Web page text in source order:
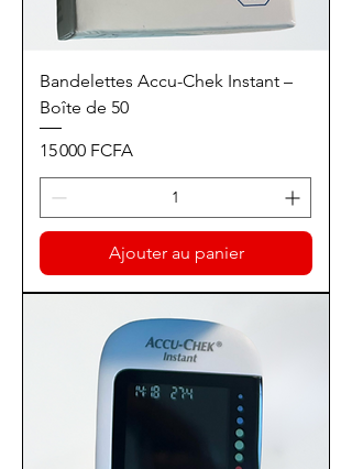
Bandelettes Accu-Chek Instant –
Boîte de 50
Prix
15 000 FCFA
Ajouter au panier